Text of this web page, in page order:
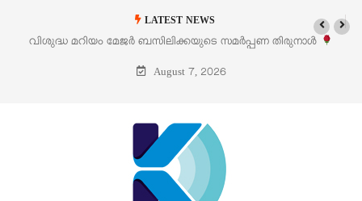
LATEST NEWS
തിരുനാൾ
‘പെറ്റൽസ്’ ലൈഫ് സ്റ്റൈൽ എക്സിബിഷനും
August 7, 2026